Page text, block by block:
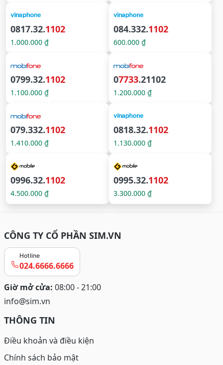
0817.32.1102
1.000.000 ₫
084.332.1102
600.000 ₫
0799.32.1102
1.100.000 ₫
07733.21102
1.200.000 ₫
079.332.1102
1.410.000 ₫
0818.32.1102
1.130.000 ₫
0996.32.1102
4.500.000 ₫
0995.32.1102
3.300.000 ₫
CÔNG TY CỔ PHẦN SIM.VN
Hotline
024.6666.6666
Giờ mở cửa: 08:00 - 21:00
info@sim.vn
THÔNG TIN
Điều khoản và điều kiện
Chính sách bảo mật